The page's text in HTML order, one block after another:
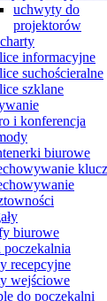
uchwyty do
projektorów
informacyjne
suchościeralne
szklane
i konferencja
biurowe
biurowe
poczekalnia
recepcyjne
wejściowe
do poczekalni